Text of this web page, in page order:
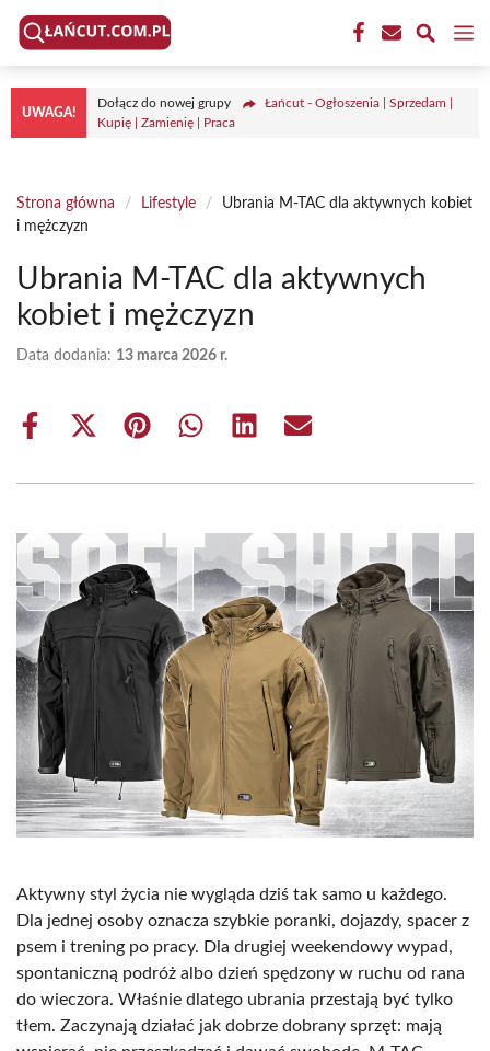
Przejdź
treści
UWAGA!
Dołącz do nowej grupy
Łańcut - Ogłoszenia | Sprzedam |
Kupię | Zamienię | Praca
Strona główna / Lifestyle /
Ubrania M-TAC dla aktywnych kobiet
i mężczyzn
Ubrania M-TAC dla aktywnych
kobiet i mężczyzn
Data dodania: 13 marca 2026 r.
Share
Share
(Twitter)
Share Share Share Share
Aktywny styl życia nie wygląda dziś tak samo u każdego.
Dla jednej osoby oznacza szybkie poranki, dojazdy, spacer z
psem i trening po pracy. Dla drugiej weekendowy wypad,
spontaniczną podróż albo dzień spędzony w ruchu od rana
do wieczora. Właśnie dlatego ubrania przestają być tylko
tłem. Zaczynają działać jak dobrze dobrany sprzęt: mają